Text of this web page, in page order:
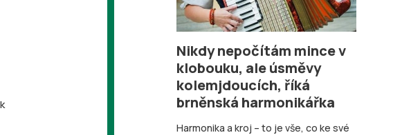
Nikdy nepočítám mince v
klobouku, ale úsměvy
kolemjdoucích, říká
brněnská harmonikářka
Harmonika a kroj – to je vše, co ke své